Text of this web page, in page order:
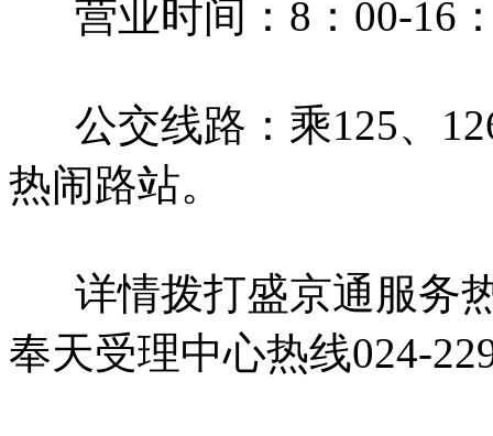
营业时间：8：00-16
公交线路：乘125、
热闹路站。
详情拨打盛京通服务热
奉天受理中心热线024-